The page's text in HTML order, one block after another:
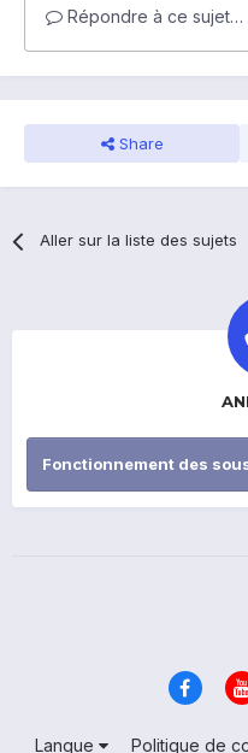
Répondre à ce sujet…
Share
Aller sur la liste des sujets
Fonctionnement des
Langue Politique de